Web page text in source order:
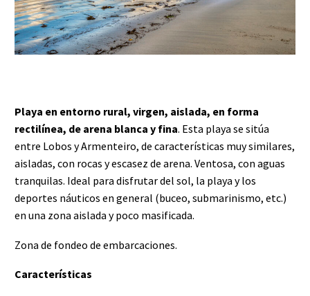
Playa en entorno rural, virgen, aislada, en forma
rectilínea, de arena blanca y fina. Esta playa se sitúa
entre Lobos y Armenteiro, de características muy similares,
aisladas, con rocas y escasez de arena. Ventosa, con aguas
tranquilas. Ideal para disfrutar del sol, la playa y los
deportes náuticos en general (buceo, submarinismo, etc.)
en una zona aislada y poco masificada.
Zona de fondeo de embarcaciones.
Características